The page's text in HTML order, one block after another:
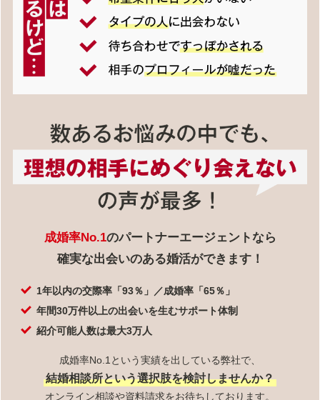
成婚率No.1のパートナーエージェントなら
確実な出会いのある婚活ができます！
1年以内の交際率「93％」／成婚率「65％」
年間30万件以上の出会いを生むサポート体制
紹介可能人数は最大3万人
成婚率No.1という実績を出している弊社で、
結婚相談所という選択肢を検討しませんか？
オンライン相談や資料請求をお待ちしております。